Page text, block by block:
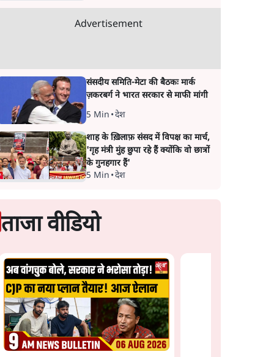
Advertisement
संसदीय समिति-मेटा की बैठकः मार्क
ज़करबर्ग ने भारत सरकार से माफी मांगी
5 Min •देश
शाह के ख़िलाफ़ संसद में विपक्ष का मार्च,
'गृह मंत्री मुंह छुपा रहे हैं क्योंकि वो छात्रों
के गुनहगार हैं'
5 Min •देश
ताजा वीडियो